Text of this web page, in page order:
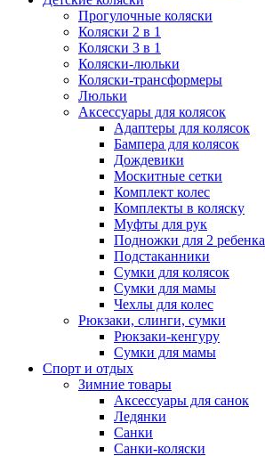
Прогулочные коляски
Коляски 2 в 1
Коляски 3 в 1
Коляски-люльки
Коляски-трансформеры
Люльки
Аксессуары для колясок
Адаптеры для колясок
Бампера для колясок
Дождевики
Москитные сетки
Комплект колес
Комплекты в коляску
Муфты для рук
Подножки для 2 ребенка
Подстаканники
Сумки для колясок
Сумки для мамы
Чехлы для колес
Рюкзаки, слинги, сумки
Рюкзаки-кенгуру
Сумки для мамы
Спорт и отдых
Зимние товары
Аксессуары для санок
Ледянки
Санки
Санки-коляски